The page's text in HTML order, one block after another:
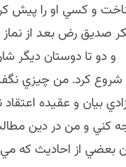
و كسي او را پيش
صديق رض بعد از نماز
تا دوستان ديگر
شروع كرد. من چيزي
بيان و عقيده اعتقاد
و من در دين
بعضي از احاديث كه